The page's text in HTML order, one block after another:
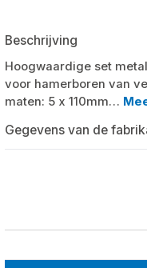
Beschrijving
Hoogwaardige set
voor hamerboren van
maten: 5 x 110mm…
Gegevens van de